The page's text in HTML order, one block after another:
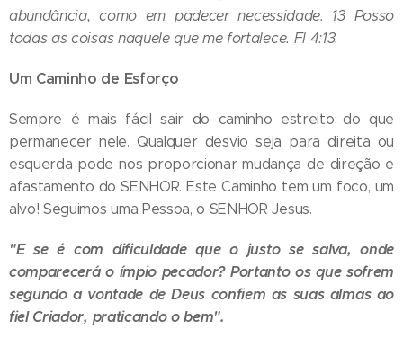
abundância, como em padecer necessidade. 13 Posso
todas as coisas naquele que me fortalece. Fl 4:13.
Um Caminho de Esforço
Sempre é mais fácil sair do caminho estreito do que
permanecer nele. Qualquer desvio seja para direita ou
esquerda pode nos proporcionar mudança de direção e
afastamento do SENHOR. Este Caminho tem um foco, um
alvo! Seguimos uma Pessoa, o SENHOR Jesus.
"E se é com dificuldade que o justo se salva, onde
comparecerá o ímpio pecador? Portanto os que sofrem
segundo a vontade de Deus confiem as suas almas ao
fiel Criador, praticando o bem".